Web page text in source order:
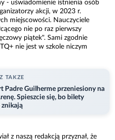
- uświadomienie istnienia osób
akcji, w 2023 r.
miejscowości. Nauczyciele
nie po raz pierwszy
piątek". Sami zgodnie
nie jest w szkole niczym
TAKZE
Padre Guilherme przeniesiony na
Spieszcie się, bo bilety
znikają
z naszą redakcją przyznał, że